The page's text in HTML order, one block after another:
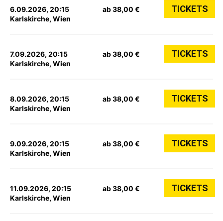
6.09.2026, 20:15
Karlskirche, Wien
ab 38,00 € TICKETS
7.09.2026, 20:15
Karlskirche, Wien
ab 38,00 € TICKETS
8.09.2026, 20:15
Karlskirche, Wien
ab 38,00 € TICKETS
9.09.2026, 20:15
Karlskirche, Wien
ab 38,00 € TICKETS
11.09.2026, 20:15
Karlskirche, Wien
ab 38,00 € TICKETS